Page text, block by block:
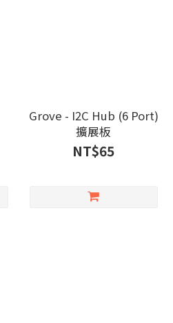
Grove - I2C Hub (6 Port)
擴展板
NT$65